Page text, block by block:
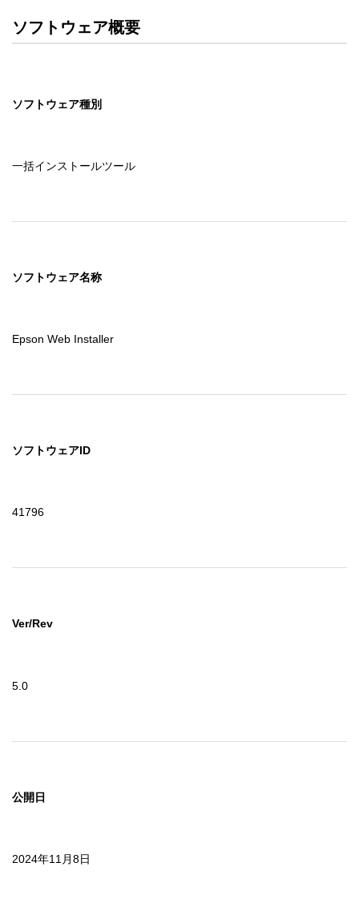
ソフトウェアの保証範囲
・ソフトウェアのダウンロード・導入はお客様の責任にお
セイコーエプソン株式会社に帰属します。
ソフトウェア概要
ソフトウェア種別
一括インストールツール
ソフトウェア名称
Epson Web Installer
ソフトウェアID
41796
Ver/Rev
5.0
公開日
2024年11月8日